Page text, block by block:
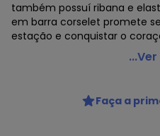
também possuí ribana e
em barra corselet promete
estação e conquistar o
Pulla Bulla - Blusa
Código do produto: 7336642
Modelagem: Ampla
Faça a